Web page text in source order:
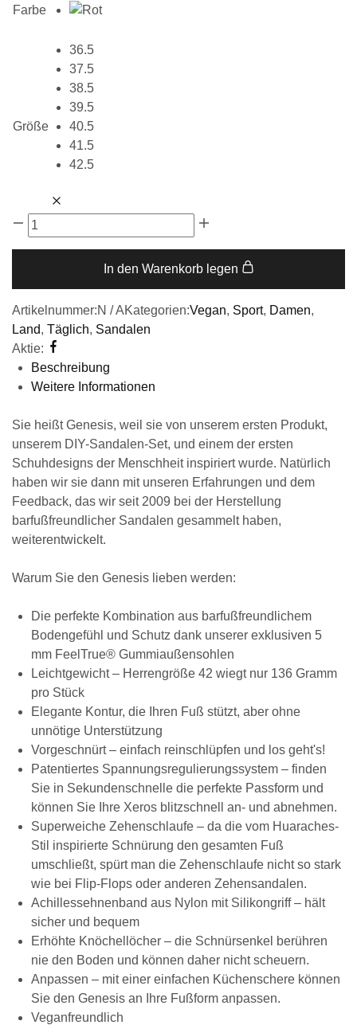
Farbe
Größe
36.5
37.5
38.5
39.5
40.5
41.5
42.5
In den Warenkorb legen
Artikelnummer:N / AKategorien:Vegan, Sport, Damen,
Land, Täglich, Sandalen
Aktie:
Beschreibung
Weitere Informationen
Sie heißt Genesis, weil sie von unserem ersten Produkt,
unserem DIY-Sandalen-Set, und einem der ersten
Schuhdesigns der Menschheit inspiriert wurde. Natürlich
haben wir sie dann mit unseren Erfahrungen und dem
Feedback, das wir seit 2009 bei der Herstellung
barfußfreundlicher Sandalen gesammelt haben,
weiterentwickelt.
Warum Sie den Genesis lieben werden:
Die perfekte Kombination aus barfußfreundlichem
Bodengefühl und Schutz dank unserer exklusiven 5
mm FeelTrue® Gummiaußensohlen
Leichtgewicht – Herrengröße 42 wiegt nur 136 Gramm
pro Stück
Elegante Kontur, die Ihren Fuß stützt, aber ohne
unnötige Unterstützung
Vorgeschnürt – einfach reinschlüpfen und los geht's!
Patentiertes Spannungsregulierungssystem – finden
Sie in Sekundenschnelle die perfekte Passform und
können Sie Ihre Xeros blitzschnell an- und abnehmen.
Superweiche Zehenschlaufe – da die vom Huaraches-
Stil inspirierte Schnürung den gesamten Fuß
umschließt, spürt man die Zehenschlaufe nicht so stark
wie bei Flip-Flops oder anderen Zehensandalen.
Achillessehnenband aus Nylon mit Silikongriff – hält
sicher und bequem
Erhöhte Knöchellöcher – die Schnürsenkel berühren
nie den Boden und können daher nicht scheuern.
Anpassen – mit einer einfachen Küchenschere können
Sie den Genesis an Ihre Fußform anpassen.
Veganfreundlich